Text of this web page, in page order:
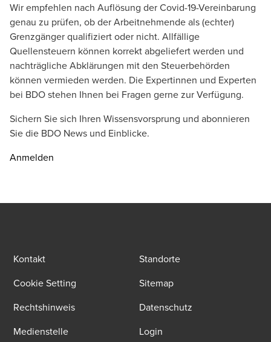
Wir empfehlen nach Auflösung der Covid-19-Vereinbarung
genau zu prüfen, ob der Arbeitnehmende als (echter)
Grenzgänger qualifiziert oder nicht. Allfällige
Quellensteuern können korrekt abgeliefert werden und
nachträgliche Abklärungen mit den Steuerbehörden
können vermieden werden. Die Expertinnen und Experten
bei BDO stehen Ihnen bei Fragen gerne zur Verfügung.
Sichern Sie sich Ihren Wissensvorsprung und abonnieren
Sie die BDO News und Einblicke.
Anmelden
Kontakt
Standorte
Cookie Setting
Sitemap
Rechtshinweis
Datenschutz
Medienstelle
Login